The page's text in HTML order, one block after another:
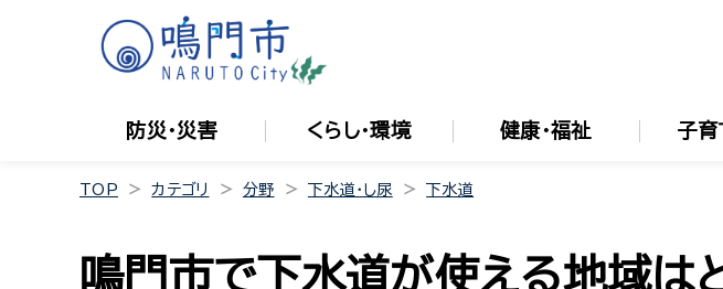
防災・災害 くらし・環境 健康・福祉 子育
TOP カテゴリ 分野 下水道・し尿 下水道
鳴門市で下水道が使える地域は